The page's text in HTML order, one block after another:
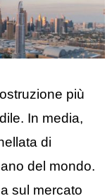
più
In media,
di
del mondo.
sul mercato